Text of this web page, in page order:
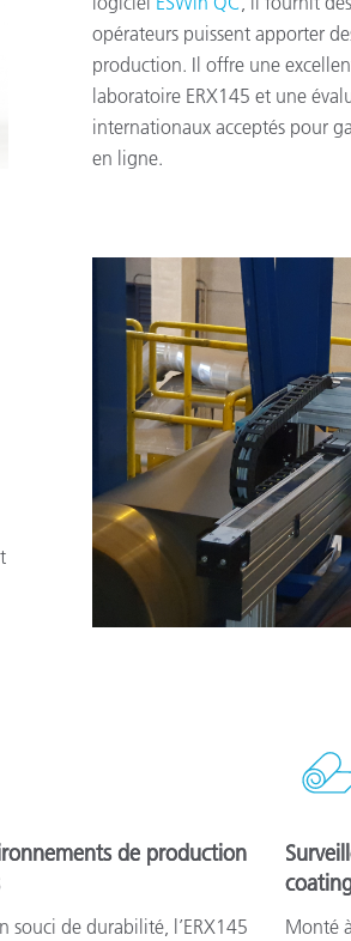
opérateurs puissent apporter
production. Il offre une
laboratoire ERX145 et une
internationaux acceptés pour
en ligne.
de production
souci de durabilité, l’ERX145
Monté